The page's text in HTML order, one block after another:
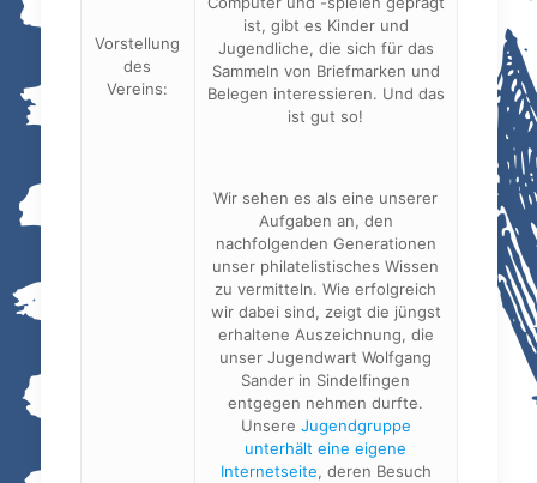
Vorstellung
des
Vereins:
ist, gibt es Kinder und
Jugendliche, die sich für das
Sammeln von Briefmarken und
Belegen interessieren. Und das
ist gut so!
Wir sehen es als eine unserer
Aufgaben an, den
nachfolgenden Generationen
unser philatelistisches Wissen
zu vermitteln. Wie erfolgreich
wir dabei sind, zeigt die jüngst
erhaltene Auszeichnung, die
unser Jugendwart Wolfgang
Sander in Sindelfingen
entgegen nehmen durfte.
Unsere Jugendgruppe
unterhält eine eigene
Internetseite, deren Besuch